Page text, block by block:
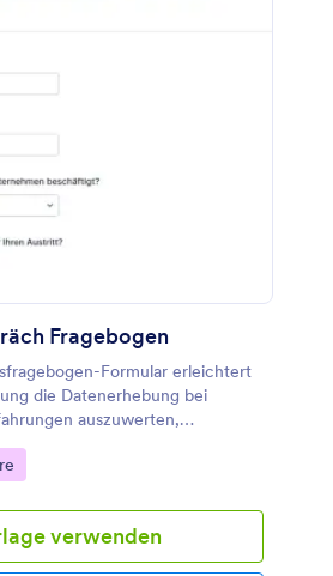
Fragebogen
Formular erleichtert
die Datenerhebung bei
auszuwerten,
zu erkennen und
Arbeitsumfeld, Führung und
verwenden